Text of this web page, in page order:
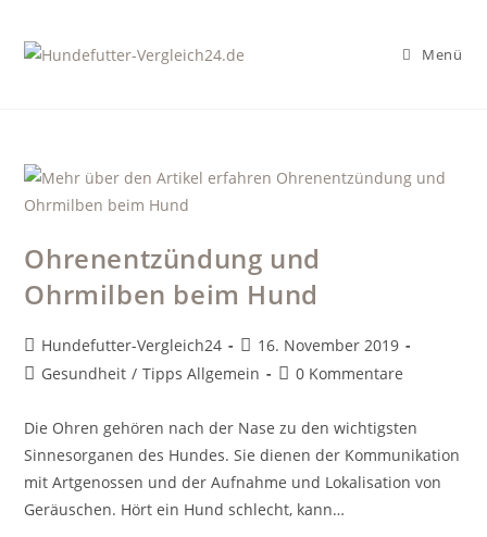
Inhalt
springen
Menü
Ohrenentzündung und
Ohrmilben beim Hund
Beitrags-
Autor:
Hundefutter-Vergleich24
Beitrag
veröffentlicht:
16. November 2019
Beitrags-
Gesundheit / Tipps Allgemein
Beitrags-
0 Kommentare
Die Ohren gehören nach der Nase zu den wichtigsten
Sinnesorganen des Hundes. Sie dienen der Kommunikation
mit Artgenossen und der Aufnahme und Lokalisation von
Geräuschen. Hört ein Hund schlecht, kann…